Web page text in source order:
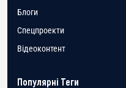
Блоги
Спецпроекти
Відеоконтент
Популярні Теги